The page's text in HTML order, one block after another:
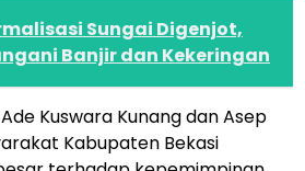
Sungai Digenjot,
Banjir dan Kekeringan
Kuswara Kunang dan Asep
Kabupaten Bekasi